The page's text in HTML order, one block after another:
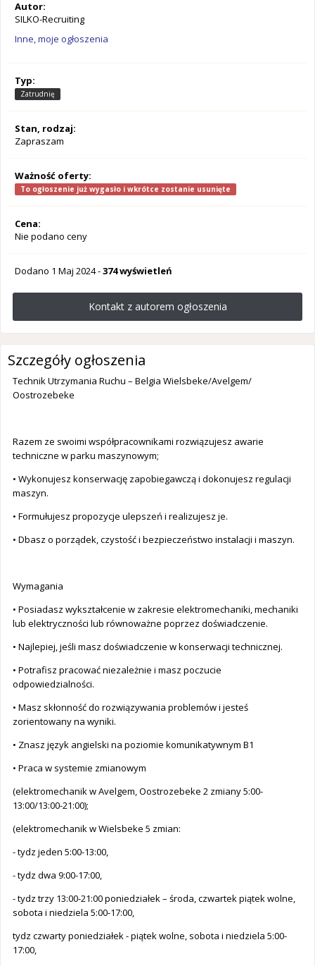
Autor:
SILKO-Recruiting
Inne, moje ogłoszenia
Typ:
Zatrudnię
Stan, rodzaj:
Zapraszam
Ważność oferty:
To ogłoszenie już wygasło i wkrótce zostanie usunięte
Cena:
Nie podano ceny
Dodano 1 Maj 2024-374 wyświetleń
Kontakt z autorem ogłoszenia
Szczegóły ogłoszenia
Technik Utrzymania Ruchu – Belgia Wielsbeke/Avelgem/
Oostrozebeke
Razem ze swoimi współpracownikami rozwiązujesz awarie
techniczne w parku maszynowym;
• Wykonujesz konserwację zapobiegawczą i dokonujesz regulacji
maszyn.
• Formułujesz propozycje ulepszeń i realizujesz je.
• Dbasz o porządek, czystość i bezpieczeństwo instalacji i maszyn.
Wymagania
• Posiadasz wykształcenie w zakresie elektromechaniki, mechaniki
lub elektryczności lub równoważne poprzez doświadczenie.
• Najlepiej, jeśli masz doświadczenie w konserwacji technicznej.
• Potrafisz pracować niezależnie i masz poczucie
odpowiedzialności.
• Masz skłonność do rozwiązywania problemów i jesteś
zorientowany na wyniki.
• Znasz język angielski na poziomie komunikatywnym B1
• Praca w systemie zmianowym
(elektromechanik w Avelgem, Oostrozebeke 2 zmiany 5:00-
13:00/13:00-21:00);
(elektromechanik w Wielsbeke 5 zmian:
- tydz jeden 5:00-13:00,
- tydz dwa 9:00-17:00,
- tydz trzy 13:00-21:00 poniedziałek – środa, czwartek piątek wolne,
sobota i niedziela 5:00-17:00,
tydz czwarty poniedziałek - piątek wolne, sobota i niedziela 5:00-
17:00,